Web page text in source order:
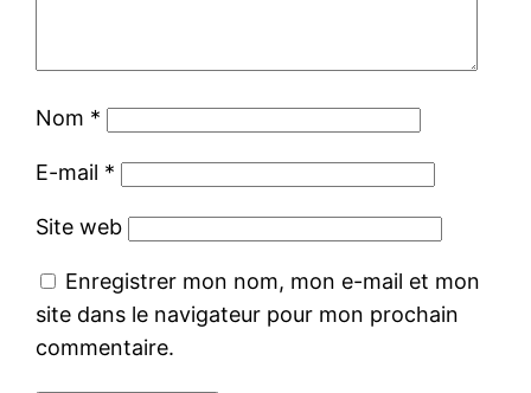
Nom *
E-mail *
Site web
Enregistrer mon nom, mon e-mail et mon
site dans le navigateur pour mon prochain
commentaire.